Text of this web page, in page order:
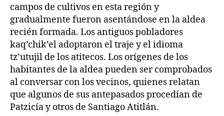
campos de cultivos en esta región y
gradualmente fueron asentándose en la aldea
recién formada. Los antiguos pobladores
kaq’chik’el adoptaron el traje y el idioma
tz’utujil de los atitecos. Los orígenes de los
habitantes de la aldea pueden ser comprobados
al conversar con los vecinos, quienes relatan
que algunos de sus antepasados procedían de
Patzicía y otros de Santiago Atitlán.